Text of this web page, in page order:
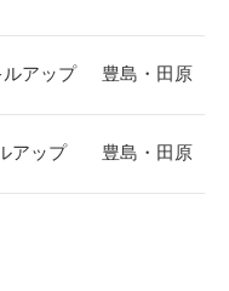
アップ 豊島・田原
アップ 豊島・田原